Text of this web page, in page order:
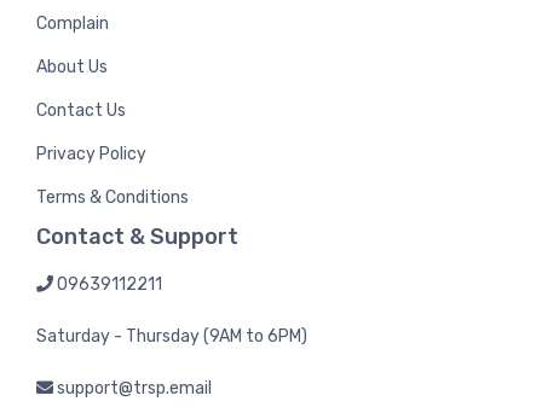
Complain
About Us
Contact Us
Privacy Policy
Terms & Conditions
Contact & Support
09639112211
Saturday - Thursday (9AM to 6PM)
support@trsp.email